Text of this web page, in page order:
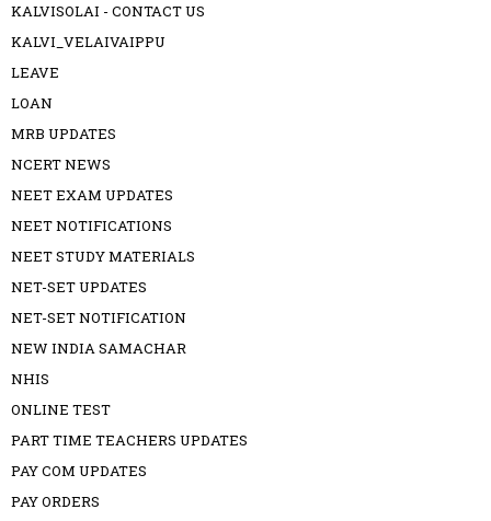
KALVISOLAI - CONTACT US
KALVI_VELAIVAIPPU
LEAVE
LOAN
MRB UPDATES
NCERT NEWS
NEET EXAM UPDATES
NEET NOTIFICATIONS
NEET STUDY MATERIALS
NET-SET UPDATES
NET-SET NOTIFICATION
NEW INDIA SAMACHAR
NHIS
ONLINE TEST
PART TIME TEACHERS UPDATES
PAY COM UPDATES
PAY ORDERS